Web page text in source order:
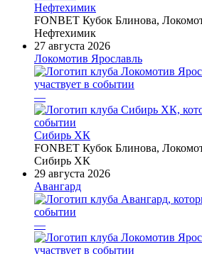
Нефтехимик
FONBET Кубок Блинова,
Нефтехимик
27 августа 2026
Локомотив Ярославль
—
Сибирь ХК
FONBET Кубок Блинова,
Сибирь ХК
29 августа 2026
Авангард
—